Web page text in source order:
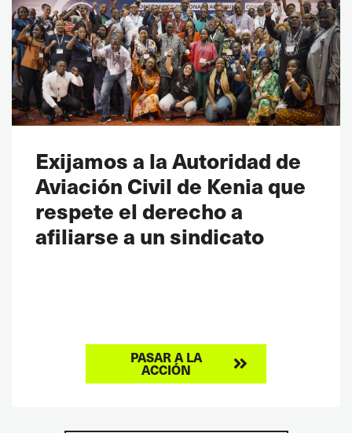
Exijamos a la Autoridad de
Aviación Civil de Kenia que
respete el derecho a
afiliarse a un sindicato
PASAR A LA
ACCIÓN